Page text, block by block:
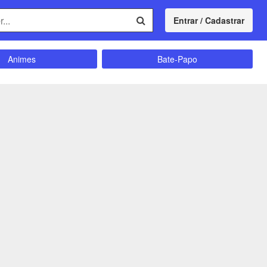
Entrar / Cadastrar
Animes
Bate-Papo